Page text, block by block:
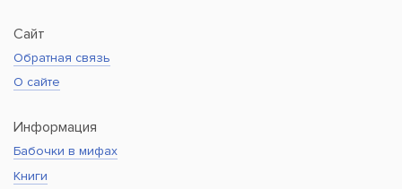
Сайт
Обратная связь
О сайте
Информация
Бабочки в мифах
Книги